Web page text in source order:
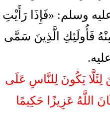
عليه وسلم: «فَإِذَا رَأَيْتِ
فَأُولَئِكِ الَّذِينَ سَمَّى
يَكُونَ لِلنَّاسِ عَلَى
اللَّهُ عَزِيزًا حَكِيمًا